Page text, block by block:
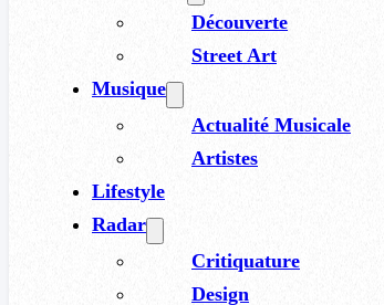
Découverte
Street Art
Musique
Actualité Musicale
Artistes
Lifestyle
Radar
Critiquature
Design